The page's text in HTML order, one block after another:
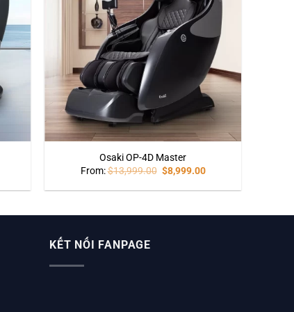
Osaki OP-4D Master
From:$13,999.00 $8,999.00
KẾT NỐI FANPAGE